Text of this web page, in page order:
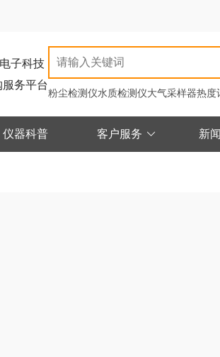
子科技
务平台
粉尘检测仪水质检测仪大气采样器热度
仪器科普 客户服务 新